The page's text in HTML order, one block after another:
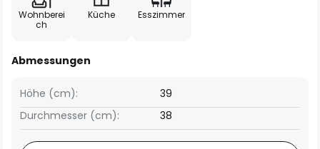
Wohnberei
ch
Küche Esszimmer
Abmessungen
Höhe (cm):
39
Durchmesser (cm):
38